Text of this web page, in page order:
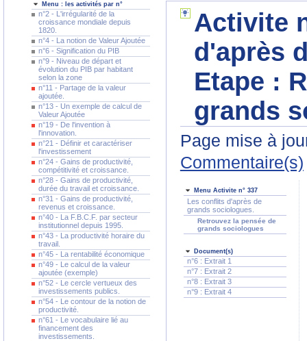
Menu : les activités par n°
n°2 - L'irrégularité de la
croissance mondiale depuis
1820.
n°4 - La notion de Valeur Ajoutée
n°6 - Signification du PIB
n°9 - Niveau de départ et
évolution du PIB par habitant
selon la zone
n°11 - Partage de la valeur
ajoutée.
n°13 - Un exemple de calcul de
Valeur Ajoutée
n°19 - De l'invention à
l'innovation.
n°21 - Définir et caractériser
l'investissement
n°24 - Gains de productivité,
compétitivité et croissance.
n°28 - Gains de productivité,
durée du travail et croissance.
n°31 - Gains de productivité,
revenus et croissance.
n°40 - La F.B.C.F. par secteur
institutionnel depuis 1995.
n°43 - La productivité horaire du
travail.
n°45 - La rentabilité économique
n°49 - Le calcul de la valeur
ajoutée (exemple)
n°52 - Le cercle vertueux des
investissements publics.
n°54 - Le contour de la notion de
productivité.
n°61 - Le vocabulaire lié au
financement des
investissements.
Activite
d'après
Etape :
grands
Page mise à
Commentaire(s)
Menu Activite n° 337
Les conflits d'après de
grands sociologues.
Retrouvez la pensée de
grands sociologues
Document(s)
n°6 : Extrait 1
n°7 : Extrait 2
n°8 : Extrait 3
n°9 : Extrait 4